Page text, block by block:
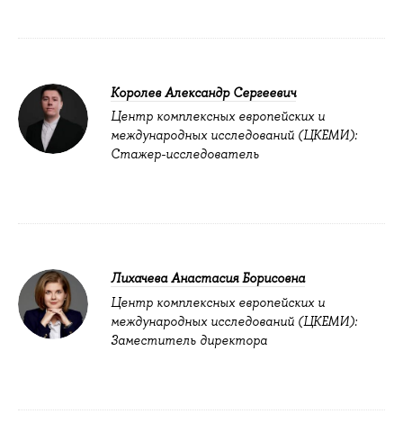
Королев Александр Сергеевич
Центр комплексных европейских и
международных исследований (ЦКЕМИ):
Стажер-исследователь
Лихачева Анастасия Борисовна
Центр комплексных европейских и
международных исследований (ЦКЕМИ):
Заместитель директора